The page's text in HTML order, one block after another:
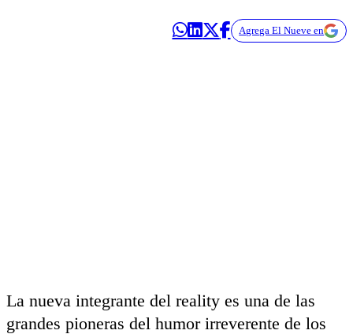
Agrega El Nueve en
La nueva integrante del reality es una de las
grandes pioneras del humor irreverente de los